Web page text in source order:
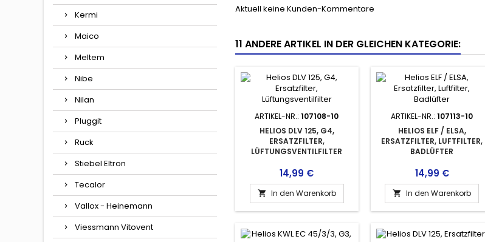
Kermi
Maico
Meltem
Nibe
Nilan
Pluggit
Ruck
Stiebel Eltron
Tecalor
Vallox - Heinemann
Viessmann Vitovent
Aktuell keine Kunden-Kommentare
11 ANDERE ARTIKEL IN DER GLEICHEN KATEGORIE:
ARTIKEL-NR.:107108-10
HELIOS DLV 125, G4,
ERSATZFILTER,
LÜFTUNGSVENTILFILTER
Preis
14,99 €
 In den Warenkorb
ARTIKEL-NR.:107113-10
HELIOS ELF / ELSA,
ERSATZFILTER, LUFTFILTER,
BADLÜFTER
Preis
14,99 €
 In den Warenkorb